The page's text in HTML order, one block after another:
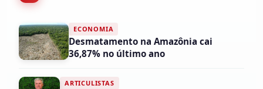
ECONOMIA
Desmatamento na Amazônia cai
36,87% no último ano
ARTICULISTAS